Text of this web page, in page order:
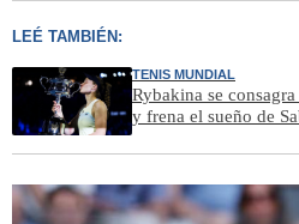
LEÉ TAMBIÉN:
TENIS MUNDIAL
Rybakina se
y frena el sueño de